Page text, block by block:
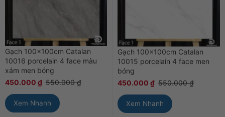
Gạch 100x100cm Catalan
10016 porcelain 4 face màu
xám men bóng
450.000 ₫ 550.000₫
Xem Nhanh
Gạch 100x100cm Catalan
10015 porcelain 4 face men
bóng
450.000 ₫ 550.000₫
Xem Nhanh